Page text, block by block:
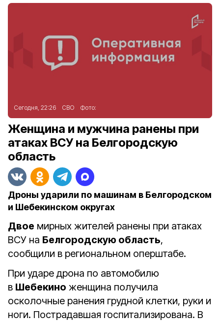
Сегодня, 22:26 СВО Фото:
Женщина и мужчина ранены при
атаках ВСУ на Белгородскую
область
Дроны ударили по машинам в Белгородском
и Шебекинском округах
Двое мирных жителей ранены при атаках
ВСУ на Белгородскую область,
сообщили в региональном оперштабе.
При ударе дрона по автомобилю
в Шебекино женщина получила
осколочные ранения грудной клетки, руки и
ноги. Пострадавшая госпитализирована. В